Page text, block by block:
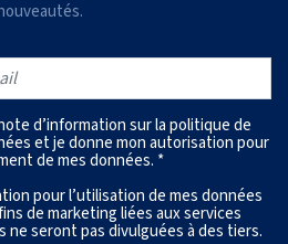
d’information sur la politique de
et je donne mon autorisation pour
de mes données. *
pour l’utilisation de mes données
de marketing liées aux services
ne seront pas divulguées à des tiers.